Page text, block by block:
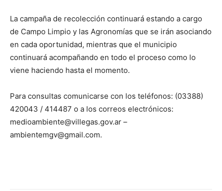
La campaña de recolección continuará estando a cargo
de Campo Limpio y las Agronomías que se irán asociando
en cada oportunidad, mientras que el municipio
continuará acompañando en todo el proceso como lo
viene haciendo hasta el momento.
Para consultas comunicarse con los teléfonos: (03388)
420043 / 414487 o a los correos electrónicos:
medioambiente@villegas.gov.ar –
ambientemgv@gmail.com.